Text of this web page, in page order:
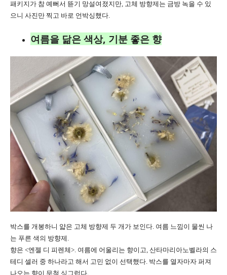
패키지가 참 예뻐서 뜯기 망설여졌지만, 고체 방향제는 금방 녹을 수 있
으니 사진만 찍고 바로 언박싱했다.
여름을 닮은 색상, 기분 좋은 향
박스를 개봉하니 얇은 고체 방향제 두 개가 보인다. 여름 느낌이 물씬 나
는 푸른 색의 방향제.
향은 <엔젤 디 피렌체>. 여름에 어울리는 향이고, 산타마리아노벨라의 스
테디 셀러 중 하나라고 해서 고민 없이 선택했다. 박스를 열자마자 퍼져
나오는 향이 무척 싱그럽다.